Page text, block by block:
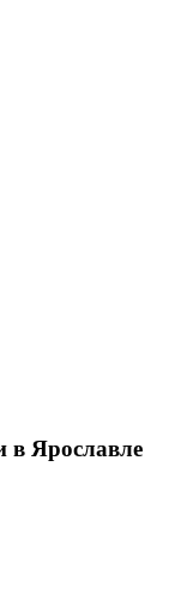
в Ярославле